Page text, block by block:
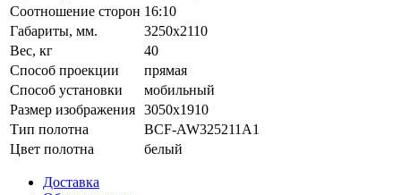
Соотношение сторон 16:10
Габариты, мм.
3250x2110
Вес, кг
40
Способ проекции
прямая
Способ установки
мобильный
Размер изображения 3050x1910
Тип полотна
BCF-AW325211A1
Цвет полотна
белый
Доставка